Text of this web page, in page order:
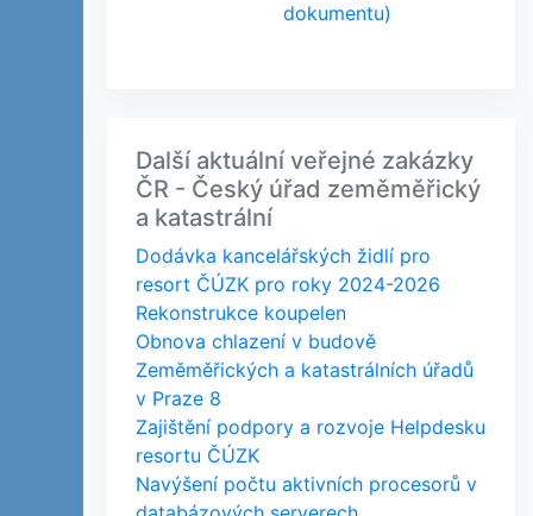
dokumentu)
Další aktuální veřejné zakázky
ČR - Český úřad zeměměřický
a katastrální
Dodávka kancelářských židlí pro
resort ČÚZK pro roky 2024-2026
Rekonstrukce koupelen
Obnova chlazení v budově
Zeměměřických a katastrálních úřadů
v Praze 8
Zajištění podpory a rozvoje Helpdesku
resortu ČÚZK
Navýšení počtu aktivních procesorů v